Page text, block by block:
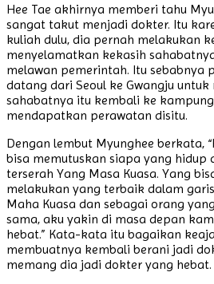
Hee Tae akhirnya memberi tahu
sangat takut menjadi dokter. Itu
kuliah dulu, dia pernah melakukan
menyelamatkan kekasih
melawan pemerintah. Itu sebabnya
datang dari Seoul ke Gwangju
sahabatnya itu kembali ke
mendapatkan perawatan disitu.
Dengan lembut Myunghee berkata,
bisa memutuskan siapa yang hidup
terserah Yang Masa Kuasa. Yang
melakukan yang terbaik dalam
Maha Kuasa dan sebagai orang
sama, aku yakin di masa depan
hebat.” Kata-kata itu bagaikan
membuatnya kembali berani jadi
memang dia jadi dokter yang hebat.